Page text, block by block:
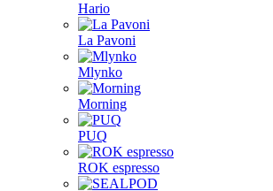
Hario
La Pavoni
Mlynko
Morning
PUQ
ROK espresso